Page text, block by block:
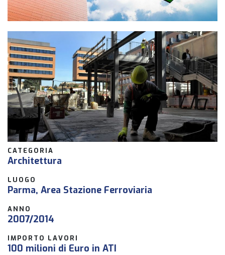
CATEGORIA
Architettura
LUOGO
Parma, Area Stazione Ferroviaria
ANNO
2007/2014
IMPORTO LAVORI
100 milioni di Euro in ATI